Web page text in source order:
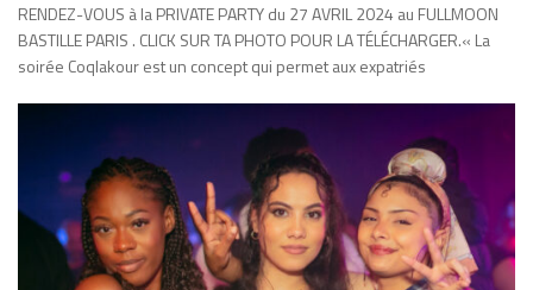
RENDEZ-VOUS à la PRIVATE PARTY du 27 AVRIL 2024 au FULLMOON
BASTILLE PARIS . CLICK SUR TA PHOTO POUR LA TÉLÉCHARGER.« La
soirée Coqlakour est un concept qui permet aux expatriés